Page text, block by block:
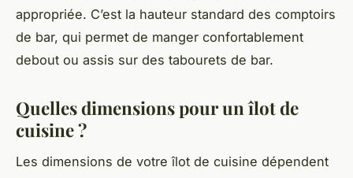
appropriée. C’est la hauteur standard des comptoirs
de bar, qui permet de manger confortablement
debout ou assis sur des tabourets de bar.
Quelles dimensions pour un îlot de
cuisine ?
Les dimensions de votre îlot de cuisine dépendent